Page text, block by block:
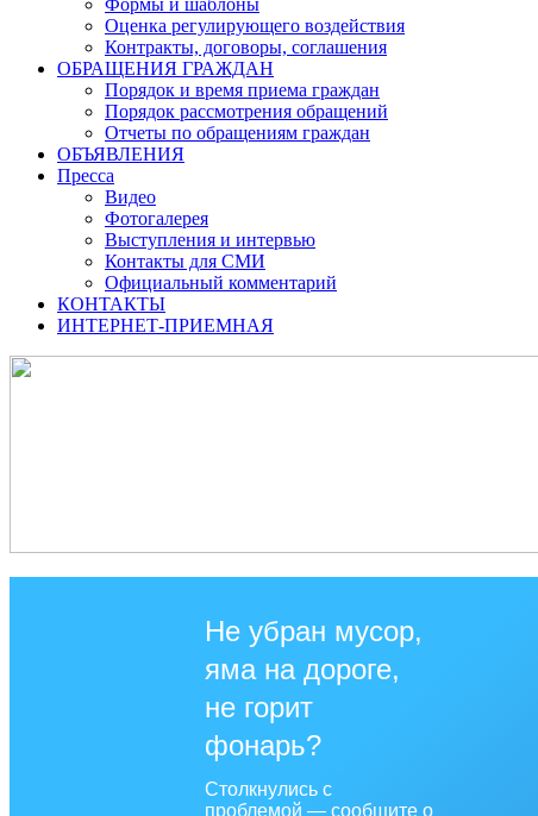
Оценка регулирующего воздействия
Контракты, договоры, соглашения
ОБРАЩЕНИЯ ГРАЖДАН
Порядок и время приема граждан
Порядок рассмотрения обращений
Отчеты по обращениям граждан
ОБЪЯВЛЕНИЯ
Пресса
Видео
Фотогалерея
Выступления и интервью
Контакты для СМИ
Официальный комментарий
КОНТАКТЫ
ИНТЕРНЕТ-ПРИЕМНАЯ
Не убран мусор,
яма на дороге,
не горит
фонарь?
Столкнулись с
проблемой — сообщите о